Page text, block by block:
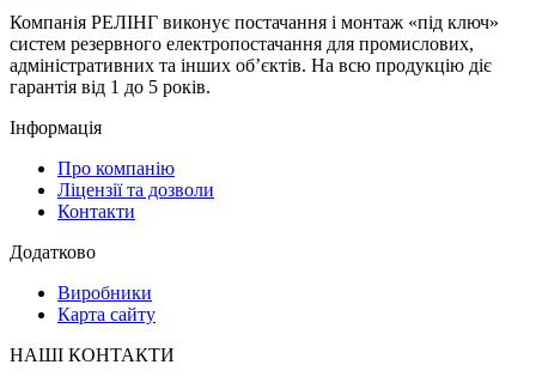
Компанія РЕЛІНГ виконує постачання і монтаж «під ключ»
систем резервного електропостачання для промислових,
адміністративних та інших об’єктів. На всю продукцію діє
гарантія від 1 до 5 років.
Інформація
Про компанію
Ліцензії та дозволи
Контакти
Додатково
Виробники
Карта сайту
НАШІ КОНТАКТИ